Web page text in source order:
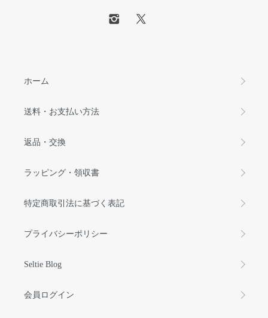
ホーム
送料・お支払い方法
返品・交換
ラッピング・領収書
特定商取引法に基づく表記
プライバシーポリシー
Seltie Blog
会員ログイン